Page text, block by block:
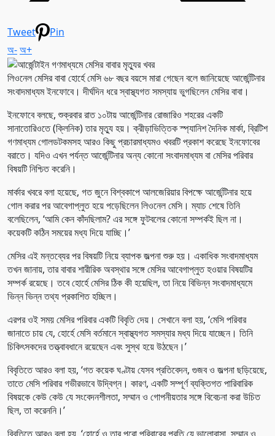
Tweet
Pin
অ-অ+
লিওনেল মেসির বাবা হোর্হে মেসি ৬৮ বছর বয়সে মারা গেছেন বলে জানিয়েছে আর্জেন্টিনার
সংবাদমাধ্যম ইনফোবে। দীর্ঘদিন ধরে স্বাস্থ্যগত সমস্যায় ভুগছিলেন মেসির বাবা।
ইনফোবে বলছে, শুক্রবার রাত ১০টায় আর্জেন্টিনার রোজারিও শহরের একটি
সানাতোরিওতে (ক্লিনিক) তার মৃত্যু হয়। ক্রীড়াভিত্তিক স্প্যানিশ দৈনিক মার্কা, ব্রিটিশ
গণমাধ্যম গোলডটকমসহ আরও কিছু প্রচারমাধ্যমও খবরটি প্রকাশ করেছে ইনফোবের
বরাতে। যদিও এখন পর্যন্ত আর্জেন্টিনার অন্য কোনো সংবাদমাধ্যম বা মেসির পরিবার
বিষয়টি নিশ্চিত করেনি।
মার্কার খবরে বলা হয়েছে, গত জুনে বিশ্বকাপে আলজেরিয়ার বিপক্ষে আর্জেন্টিনার হয়ে
গোল করার পর আবেগাপ্লুত হয়ে পড়েছিলেন লিওনেল মেসি। ম্যাচ শেষে তিনি
বলেছিলেন, ‘আমি কেন কাঁদছিলাম? এর সঙ্গে ফুটবলের কোনো সম্পর্কই ছিল না।
কয়েকটি কঠিন সময়ের মধ্য দিয়ে যাচ্ছি।’
মেসির এই মন্তব্যের পর বিষয়টি নিয়ে ব্যাপক জল্পনা শুরু হয়। একাধিক সংবাদমাধ্যম
তখন জানায়, তার বাবার শারীরিক অবস্থার সঙ্গে মেসির আবেগাপ্লুত হওয়ার বিষয়টির
সম্পর্ক রয়েছে। তবে হোর্হে মেসির ঠিক কী হয়েছিল, তা নিয়ে বিভিন্ন সংবাদমাধ্যমে
ভিন্ন ভিন্ন তথ্য প্রকাশিত হচ্ছিল।
এরপর ওই সময় মেসির পরিবার একটি বিবৃতি দেয়। সেখানে বলা হয়, ‘মেসি পরিবার
জানাতে চায় যে, হোর্হে মেসি বর্তমানে স্বাস্থ্যগত সমস্যার মধ্য দিয়ে যাচ্ছেন। তিনি
চিকিৎসকদের তত্ত্বাবধানে রয়েছেন এবং সুস্থ হয়ে উঠছেন।’
বিবৃতিতে আরও বলা হয়, ‘গত কয়েক ঘণ্টায় যেসব প্রতিবেদন, গুজব ও জল্পনা ছড়িয়েছে,
তাতে মেসি পরিবার গভীরভাবে উদ্বিগ্ন। কারণ, একটি সম্পূর্ণ ব্যক্তিগত পারিবারিক
বিষয়কে কেউ কেউ যে সংবেদনশীলতা, সম্মান ও গোপনীয়তার সঙ্গে বিবেচনা করা উচিত
ছিল, তা করেননি।’